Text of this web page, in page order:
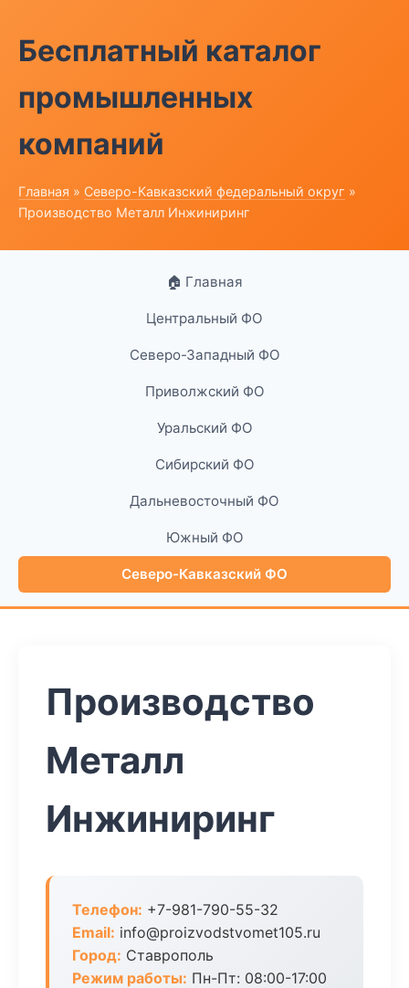
Бесплатный каталог
промышленных
компаний
Главная » Северо-Кавказский федеральный округ »
Производство Металл Инжиниринг
🏠 Главная
Центральный ФО
Северо-Западный ФО
Приволжский ФО
Уральский ФО
Сибирский ФО
Дальневосточный ФО
Южный ФО
Северо-Кавказский ФО
Производство
Металл
Инжиниринг
Телефон: +7-981-790-55-32
Email: info@proizvodstvomet105.ru
Город: Ставрополь
Режим работы: Пн-Пт: 08:00-17:00